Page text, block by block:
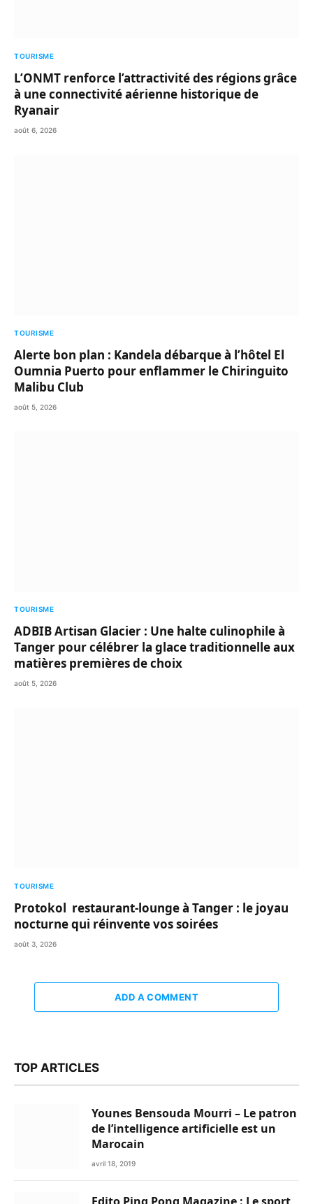
TOURISME
L’ONMT renforce l’attractivité des régions grâce
à une connectivité aérienne historique de
Ryanair
août 6, 2026
TOURISME
Alerte bon plan : Kandela débarque à l’hôtel El
Oumnia Puerto pour enflammer le Chiringuito
Malibu Club
août 5, 2026
TOURISME
ADBIB Artisan Glacier : Une halte culinophile à
Tanger pour célébrer la glace traditionnelle aux
matières premières de choix
août 5, 2026
TOURISME
Protokol restaurant-lounge à Tanger : le joyau
nocturne qui réinvente vos soirées
août 3, 2026
ADD A COMMENT
TOP ARTICLES
Younes Bensouda Mourri – Le patron
de l’intelligence artificielle est un
Marocain
avril 18, 2019